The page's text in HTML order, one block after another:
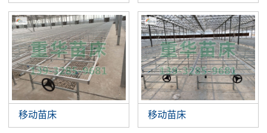
移动苗床 移动苗床